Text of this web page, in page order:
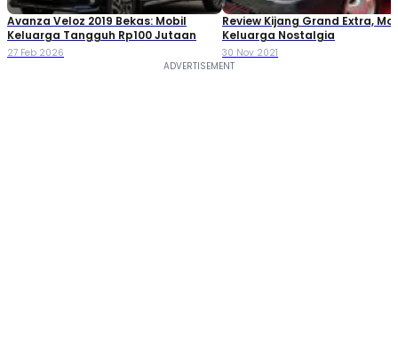
Avanza Veloz 2019 Bekas: Mobil
Keluarga Tangguh Rp100 Jutaan
27 Feb 2026
Review Kijang Grand Extra,
Keluarga Nostalgia
30 Nov 2021